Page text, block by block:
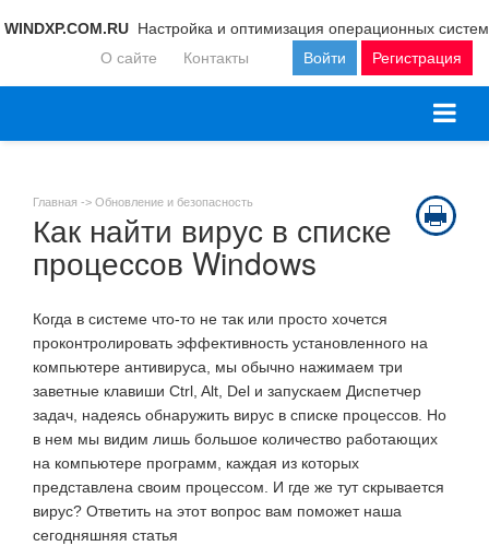
WINDXP.COM.RU Настройка и оптимизация операционных систем
Войти
Регистрация
О сайте Контакты
Главная -> Обновление и безопасность
Как найти вирус в списке
процессов Windows
Когда в системе что-то не так или просто хочется
проконтролировать эффективность установленного на
компьютере антивируса, мы обычно нажимаем три
заветные клавиши Ctrl, Alt, Del и запускаем Диспетчер
задач, надеясь обнаружить вирус в списке процессов. Но
в нем мы видим лишь большое количество работающих
на компьютере программ, каждая из которых
представлена своим процессом. И где же тут скрывается
вирус? Ответить на этот вопрос вам поможет наша
сегодняшняя статья